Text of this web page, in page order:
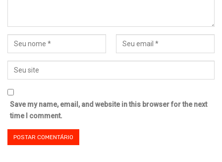
Save my name, email, and website in this browser for the next
time I comment.